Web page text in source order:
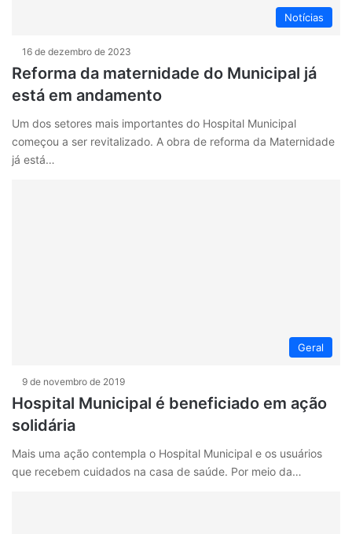
Notícias
16 de dezembro de 2023
Reforma da maternidade do Municipal já
está em andamento
Um dos setores mais importantes do Hospital Municipal
começou a ser revitalizado. A obra de reforma da Maternidade
já está…
Geral
9 de novembro de 2019
Hospital Municipal é beneficiado em ação
solidária
Mais uma ação contempla o Hospital Municipal e os usuários
que recebem cuidados na casa de saúde. Por meio da…